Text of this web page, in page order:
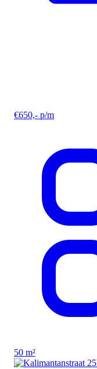
€650,- p/m
50 m²